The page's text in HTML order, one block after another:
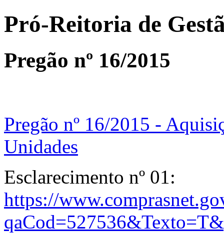
Pró-Reitoria de
Pregão nº 16/2015
Pregão nº 16/2015 -
Unidades
Esclarecimento nº 01:
https://